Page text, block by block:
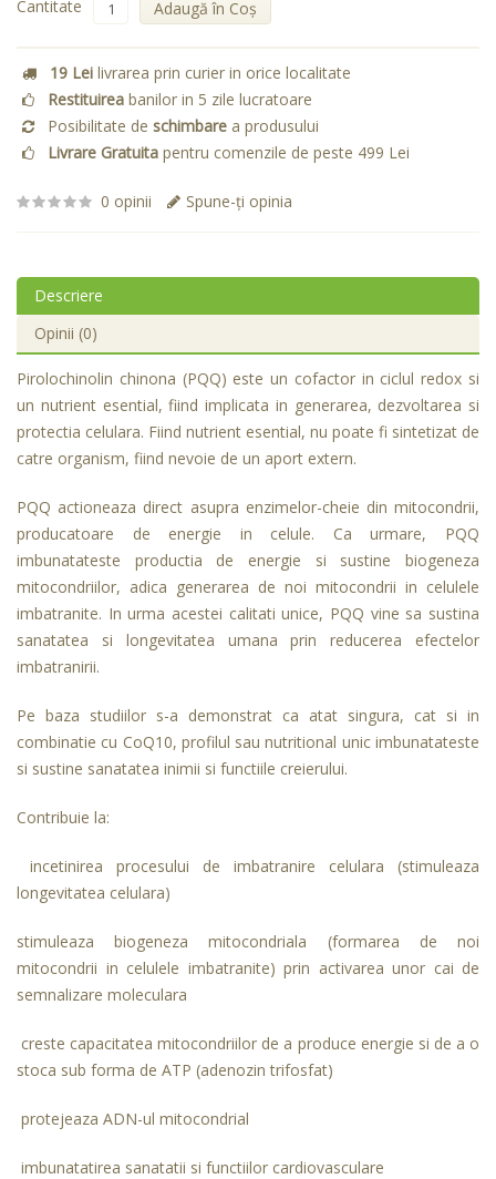
Cantitate Adaugă în Coş
19 Lei livrarea prin curier in orice localitate
Restituirea banilor in 5 zile lucratoare
Posibilitate de schimbare a produsului
Livrare Gratuita pentru comenzile de peste 499 Lei
0 opinii Spune-ţi opinia
Descriere
Opinii (0)
Pirolochinolin chinona (PQQ) este un cofactor in ciclul redox si
un nutrient esential, fiind implicata in generarea, dezvoltarea si
protectia celulara. Fiind nutrient esential, nu poate fi sintetizat de
catre organism, fiind nevoie de un aport extern.
PQQ actioneaza direct asupra enzimelor-cheie din mitocondrii,
producatoare de energie in celule. Ca urmare, PQQ
imbunatateste productia de energie si sustine biogeneza
mitocondriilor, adica generarea de noi mitocondrii in celulele
imbatranite. In urma acestei calitati unice, PQQ vine sa sustina
sanatatea si longevitatea umana prin reducerea efectelor
imbatranirii.
Pe baza studiilor s-a demonstrat ca atat singura, cat si in
combinatie cu CoQ10, profilul sau nutritional unic imbunatateste
si sustine sanatatea inimii si functiile creierului.
Contribuie la:
incetinirea procesului de imbatranire celulara (stimuleaza
longevitatea celulara)
stimuleaza biogeneza mitocondriala (formarea de noi
mitocondrii in celulele imbatranite) prin activarea unor cai de
semnalizare moleculara
creste capacitatea mitocondriilor de a produce energie si de a o
stoca sub forma de ATP (adenozin trifosfat)
protejeaza ADN-ul mitocondrial
imbunatatirea sanatatii si functiilor cardiovasculare